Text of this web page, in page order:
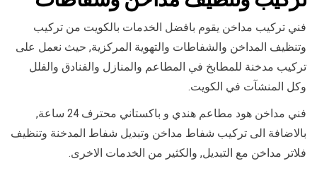
فني تركيب مداخن يقوم بافضل الخدمات بالكويت من تركيب
وتنظيف المداخن والشفاطات والتهوية المركزية, حيث نعمل على
تركيب مدخنة للمطابخ في المطاعم والمنازل والفنادق والفلل
وكل المنشآت في الكويت.
فني مداخن هود مطاعم هندي و باكستاني محترف 24 ساعة,
بالاضافة الى تركيب شفاط مداخن وتبديل شفاط المدخنة وتنظيف
فلاتر مداخن مع التبديل, والكثير من الخدمات الاخرى.